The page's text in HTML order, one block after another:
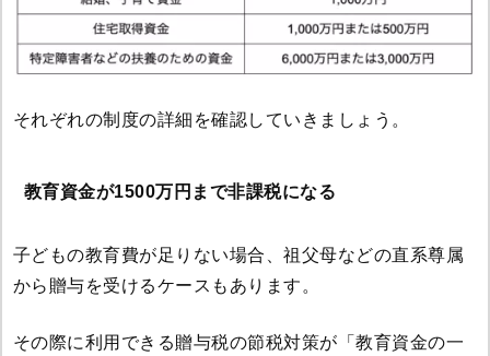
それぞれの制度の詳細を確認していきましょう。
教育資金が1500万円まで非課税になる
子どもの教育費が足りない場合、祖父母などの直系尊属
から贈与を受けるケースもあります。
その際に利用できる贈与税の節税対策が「教育資金の一